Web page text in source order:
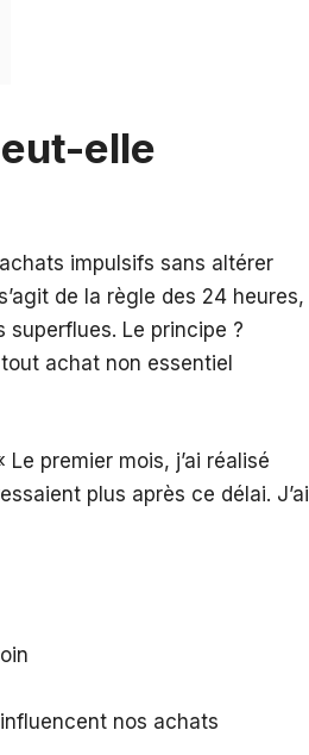
elle
impulsifs sans altérer
de la règle des 24 heures,
Le principe ?
achat non essentiel
premier mois, j’ai réalisé
plus après ce délai. J’ai
nos achats